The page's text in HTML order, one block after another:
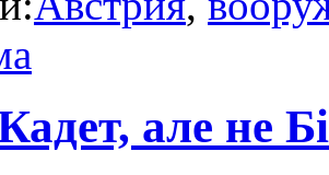
але не